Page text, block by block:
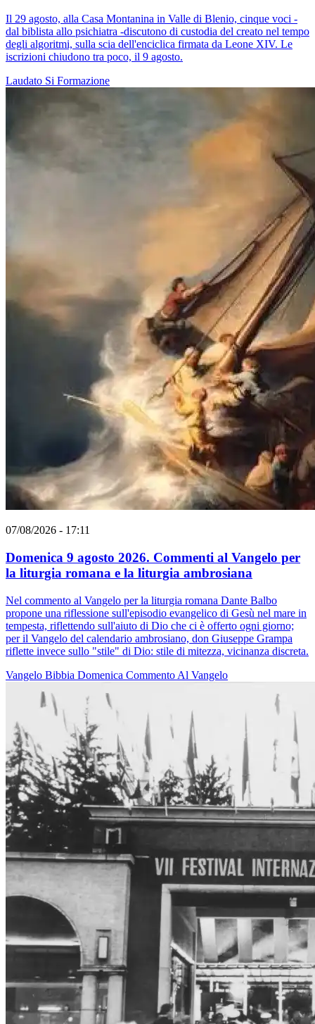
Il 29 agosto, alla Casa Montanina in Valle di Blenio, cinque voci -
dal biblista allo psichiatra -discutono di custodia del creato nel tempo
degli algoritmi, sulla scia dell'enciclica firmata da Leone XIV. Le
iscrizioni chiudono tra poco, il 9 agosto.
Laudato Si Formazione
07/08/2026 - 17:11
Domenica 9 agosto 2026. Commenti al Vangelo per
la liturgia romana e la liturgia ambrosiana
Nel commento al Vangelo per la liturgia romana Dante Balbo
propone una riflessione sull'episodio evangelico di Gesù nel mare in
tempesta, riflettendo sull'aiuto di Dio che ci è offerto ogni giorno;
per il Vangelo del calendario ambrosiano, don Giuseppe Grampa
riflette invece sullo "stile" di Dio: stile di mitezza, vicinanza discreta.
Vangelo Bibbia Domenica Commento Al Vangelo